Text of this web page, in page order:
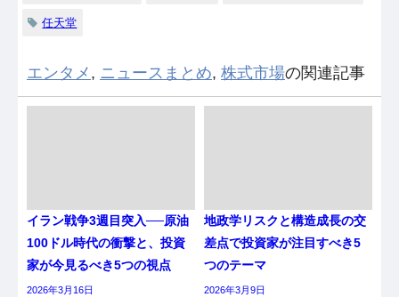
任天堂
エンタメ , ニュースまとめ, 株式市場の関連記事
イラン戦争3週目突入──原油
100ドル時代の衝撃と、投資
家が今見るべき5つの視点
2026年3月16日
地政学リスクと構造成長の交
差点で投資家が注目すべき5
つのテーマ
2026年3月9日